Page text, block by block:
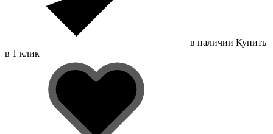
в наличии Купить
в 1 клик